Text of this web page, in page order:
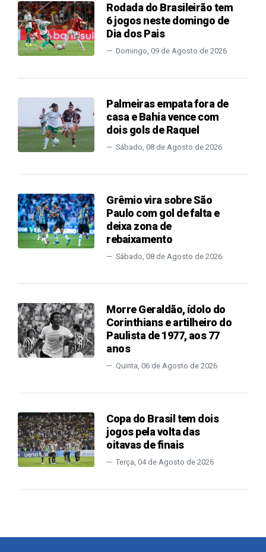
Rodada do Brasileirão tem
6 jogos neste domingo de
Dia dos Pais
Domingo, 09 de Agosto de 2026
Palmeiras empata fora de
casa e Bahia vence com
dois gols de Raquel
Sábado, 08 de Agosto de 2026
Grêmio vira sobre São
Paulo com gol de falta e
deixa zona de
rebaixamento
Sábado, 08 de Agosto de 2026
Morre Geraldão, ídolo do
Corinthians e artilheiro do
Paulista de 1977, aos 77
anos
Quinta, 06 de Agosto de 2026
Copa do Brasil tem dois
jogos pela volta das
oitavas de finais
Terça, 04 de Agosto de 2026